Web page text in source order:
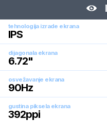
tehnologija izrade ekrana
IPS
dijagonala ekrana
6.72"
osvežavanje ekrana
90Hz
gustina piksela ekrana
392ppi